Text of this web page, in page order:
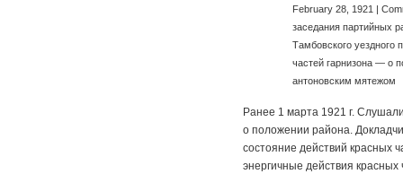
February 28, 1921 |
заседания партийных
Тамбовского уездного
частей гарнизона — о
антоновским мятежом
Ранее 1 марта 1921 г.
о положении района.
состояние действий красных
энергичные действия